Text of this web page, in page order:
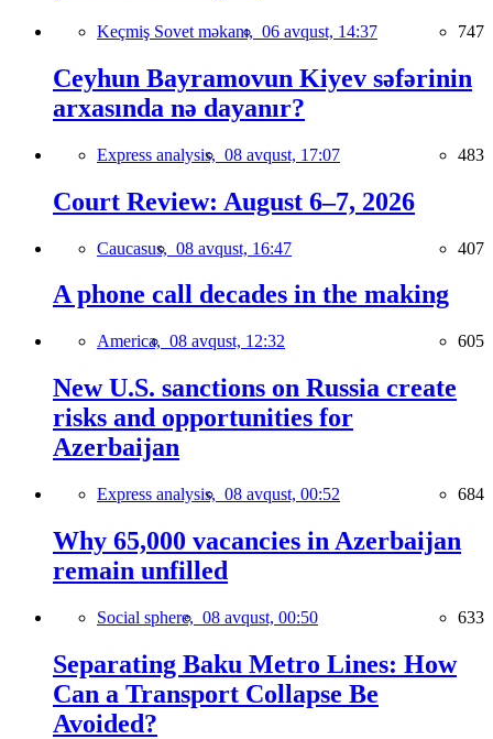
Keçmiş Sovet məkanı, 06 avqust, 14:37 747
Ceyhun Bayramovun Kiyev səfərinin
arxasında nə dayanır?
Express analysis, 08 avqust, 17:07 483
Court Review: August 6–7, 2026
Caucasus, 08 avqust, 16:47 407
A phone call decades in the making
America, 08 avqust, 12:32 605
New U.S. sanctions on Russia create
risks and opportunities for
Azerbaijan
Express analysis, 08 avqust, 00:52 684
Why 65,000 vacancies in Azerbaijan
remain unfilled
Social sphere, 08 avqust, 00:50 633
Separating Baku Metro Lines: How
Can a Transport Collapse Be
Avoided?